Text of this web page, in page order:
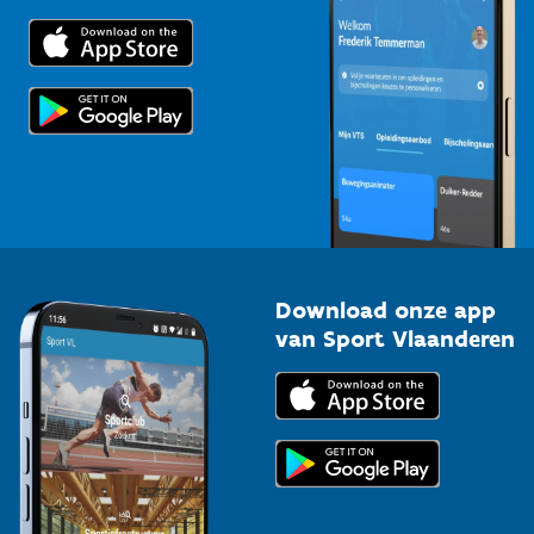
Trainers en begeleiders
Topsporters
Voor de pers
Download onze app
van Sport Vlaanderen